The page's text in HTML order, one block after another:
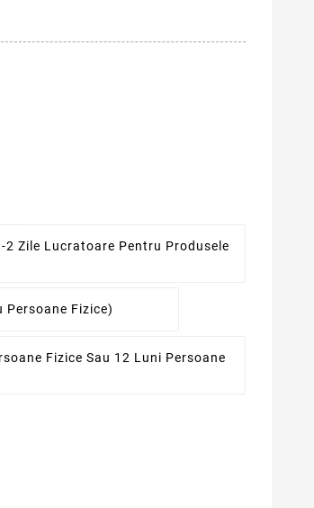
2 Zile Lucratoare Pentru Produsele
Persoane Fizice)
Fizice Sau 12 Luni Persoane